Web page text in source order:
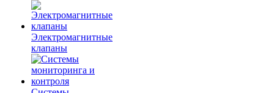
Электромагнитные
клапаны